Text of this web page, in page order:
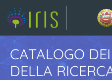
CATALOGO
DELLA